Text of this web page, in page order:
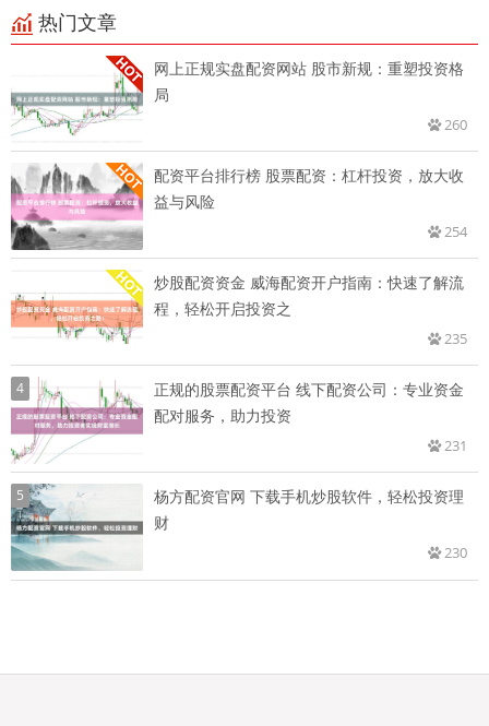
热门文章
网上正规实盘配资网站 股市新规：重塑投资格
局
260
配资平台排行榜 股票配资：杠杆投资，放大收
益与风险
254
炒股配资资金 威海配资开户指南：快速了解流
程，轻松开启投资之
235
4
正规的股票配资平台 线下配资公司：专业资金
配对服务，助力投资
231
5
杨方配资官网 下载手机炒股软件，轻松投资理
财
230